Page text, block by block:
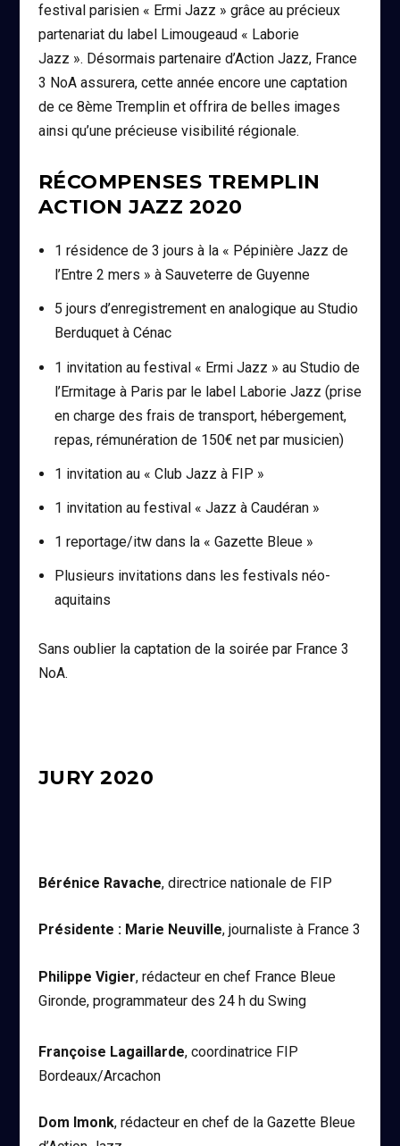
festival parisien « Ermi Jazz » grâce au précieux
partenariat du label Limougeaud « Laborie
Jazz ». Désormais partenaire d’Action Jazz, France
3 NoA assurera, cette année encore une captation
de ce 8ème Tremplin et offrira de belles images
ainsi qu’une précieuse visibilité régionale.
RÉCOMPENSES TREMPLIN
ACTION JAZZ 2020
1 résidence de 3 jours à la « Pépinière Jazz de
l’Entre 2 mers » à Sauveterre de Guyenne
5 jours d’enregistrement en analogique au Studio
Berduquet à Cénac
1 invitation au festival « Ermi Jazz » au Studio de
l’Ermitage à Paris par le label Laborie Jazz (prise
en charge des frais de transport, hébergement,
repas, rémunération de 150€ net par musicien)
1 invitation au « Club Jazz à FIP »
1 invitation au festival « Jazz à Caudéran »
1 reportage/itw dans la « Gazette Bleue »
Plusieurs invitations dans les festivals néo-
aquitains
Sans oublier la captation de la soirée par France 3
NoA.
JURY 2020
Bérénice Ravache, directrice nationale de FIP
Présidente : Marie Neuville, journaliste à France 3
Philippe Vigier, rédacteur en chef France Bleue
Gironde, programmateur des 24 h du Swing
Françoise Lagaillarde, coordinatrice FIP
Bordeaux/Arcachon
Dom Imonk, rédacteur en chef de la Gazette Bleue